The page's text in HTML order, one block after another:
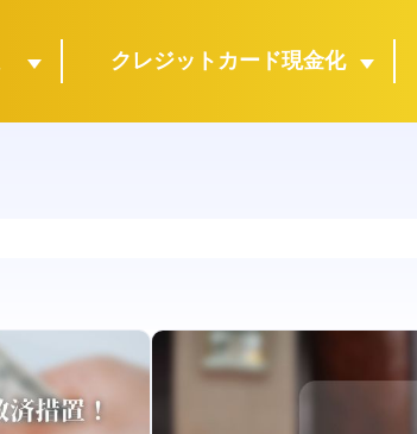
クレジットカード現金化